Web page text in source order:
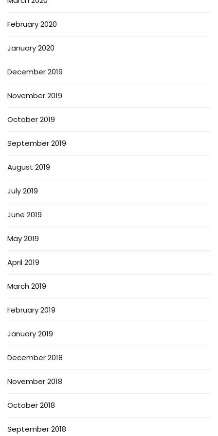
February 2020
January 2020
December 2019
November 2019
October 2019
September 2019
August 2019
July 2019
June 2019
May 2019
April 2019
March 2019
February 2019
January 2019
December 2018
November 2018
October 2018
September 2018